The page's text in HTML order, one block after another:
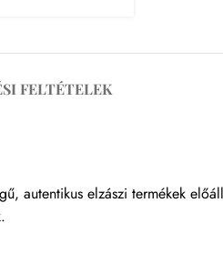
FELTÉTELEK
autentikus elzászi termékek